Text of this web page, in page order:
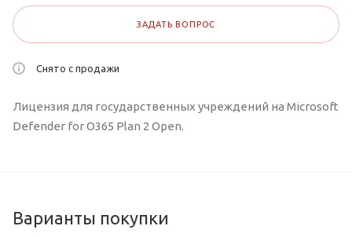
ЗАДАТЬ ВОПРОС
Снято с продажи
Лицензия для государственных учреждений на Microsoft
Defender for O365 Plan 2 Open.
Варианты покупки